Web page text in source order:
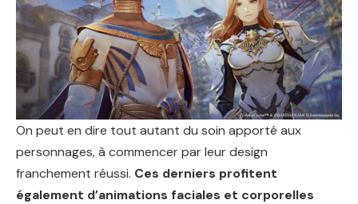
On peut en dire tout autant du soin apporté aux
personnages, à commencer par leur design
franchement réussi. Ces derniers profitent
également d’animations faciales et corporelles